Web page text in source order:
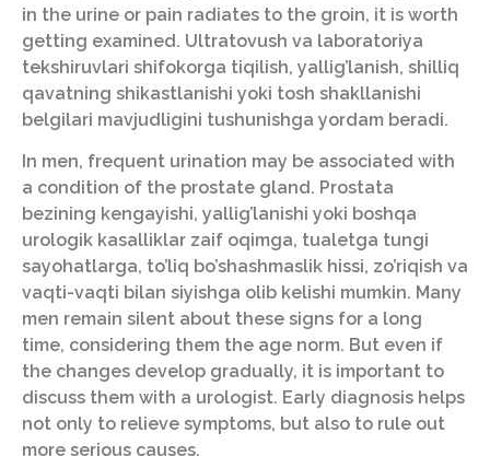
in the urine or pain radiates to the groin, it is worth
getting examined. Ultratovush va laboratoriya
tekshiruvlari shifokorga tiqilish, yallig’lanish, shilliq
qavatning shikastlanishi yoki tosh shakllanishi
belgilari mavjudligini tushunishga yordam beradi.
In men, frequent urination may be associated with
a condition of the prostate gland. Prostata
bezining kengayishi, yallig’lanishi yoki boshqa
urologik kasalliklar zaif oqimga, tualetga tungi
sayohatlarga, to’liq bo’shashmaslik hissi, zo’riqish va
vaqti-vaqti bilan siyishga olib kelishi mumkin. Many
men remain silent about these signs for a long
time, considering them the age norm. But even if
the changes develop gradually, it is important to
discuss them with a urologist. Early diagnosis helps
not only to relieve symptoms, but also to rule out
more serious causes.